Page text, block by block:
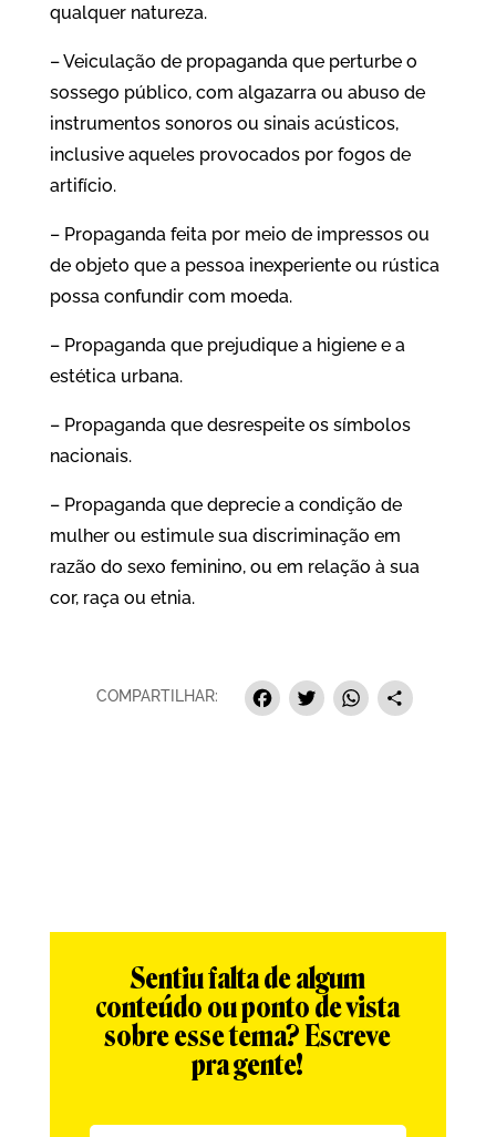
qualquer natureza.
– Veiculação de propaganda que perturbe o
sossego público, com algazarra ou abuso de
instrumentos sonoros ou sinais acústicos,
inclusive aqueles provocados por fogos de
artifício.
– Propaganda feita por meio de impressos ou
de objeto que a pessoa inexperiente ou rústica
possa confundir com moeda.
– Propaganda que prejudique a higiene e a
estética urbana.
– Propaganda que desrespeite os símbolos
nacionais.
– Propaganda que deprecie a condição de
mulher ou estimule sua discriminação em
razão do sexo feminino, ou em relação à sua
cor, raça ou etnia.
COMPARTILHAR: Facebook
Twitter
Sentiu falta de algum
conteúdo ou ponto de vista
sobre esse tema? Escreve
pra gente!